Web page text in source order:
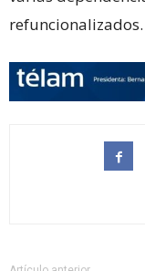
refuncionalizados.